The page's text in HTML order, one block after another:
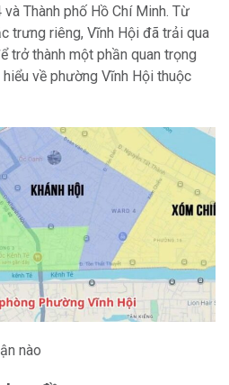
Thành phố Hồ Chí Minh. Từ
trưng riêng, Vĩnh Hội đã trải qua
trở thành một phần quan trọng
về phường Vĩnh Hội thuộc
nào